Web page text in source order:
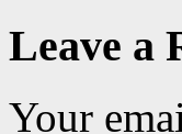
Leave a
Your